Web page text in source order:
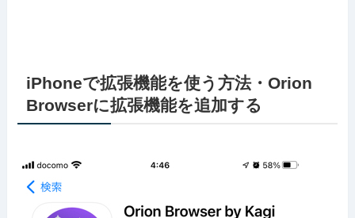
iPhoneで拡張機能を使う方法・Orion
Browserに拡張機能を追加する